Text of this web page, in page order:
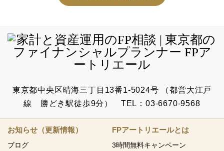
東京都中央区晴海三丁目13番1-5024号 （都営大江戸
線 勝どき駅徒歩9分） TEL：03-6670-9568
お知らせ（更新情報）
ブログ
FPアートリエールとは
3時間無料キャンペーン